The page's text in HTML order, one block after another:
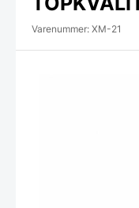
Varenummer: XM-21